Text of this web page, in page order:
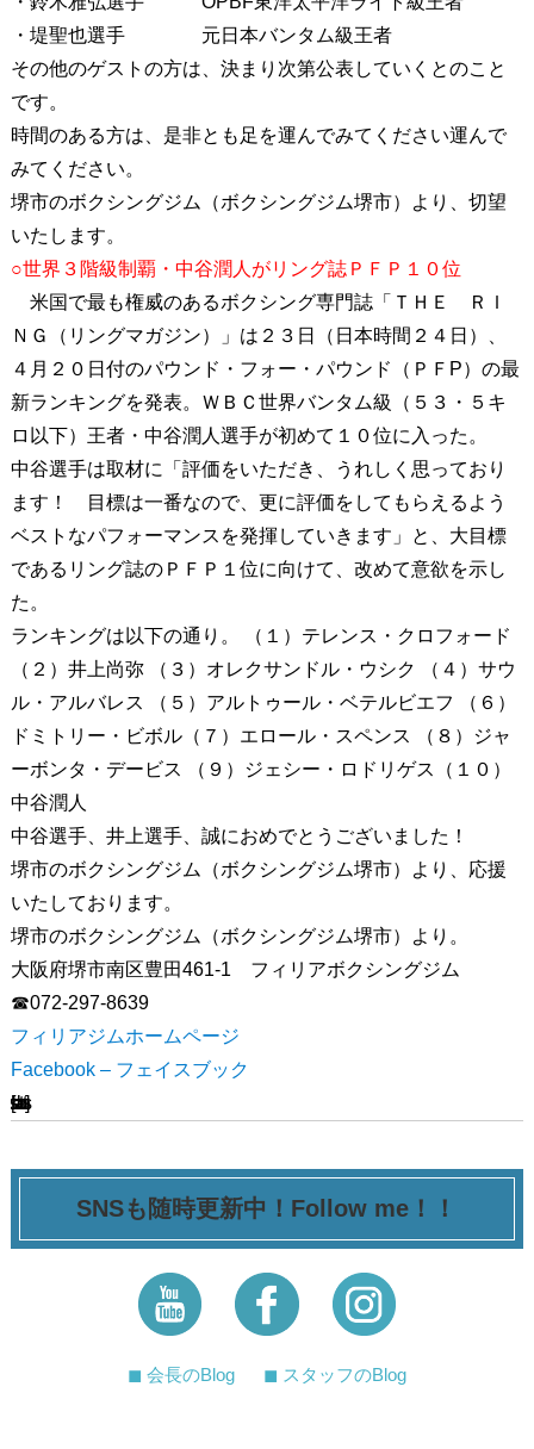
・堤聖也選手 元日本バンタム級王者
その他のゲストの方は、決まり次第公表していくとのこと
です。
時間のある方は、是非とも足を運んでみてください運んで
みてください。
堺市のボクシングジム（ボクシングジム堺市）より、切望
いたします。
○世界３階級制覇・中谷潤人がリング誌ＰＦＰ１０位
米国で最も権威のあるボクシング専門誌「ＴＨＥ ＲＩ
ＮＧ（リングマガジン）」は２３日（日本時間２４日）、
４月２０日付のパウンド・フォー・パウンド（ＰＦP）の最
新ランキングを発表。ＷＢＣ世界バンタム級（５３・５キ
ロ以下）王者・中谷潤人選手が初めて１０位に入った。
中谷選手は取材に「評価をいただき、うれしく思っており
ます！ 目標は一番なので、更に評価をしてもらえるよう
ベストなパフォーマンスを発揮していきます」と、大目標
であるリング誌のＰＦＰ１位に向けて、改めて意欲を示し
た。
ランキングは以下の通り。 （１）テレンス・クロフォード
（２）井上尚弥 （３）オレクサンドル・ウシク （４）サウ
ル・アルバレス （５）アルトゥール・ベテルビエフ （６）
ドミトリー・ビボル（７）エロール・スペンス （８）ジャ
ーボンタ・デービス （９）ジェシー・ロドリゲス（１０）
中谷潤人
中谷選手、井上選手、誠におめでとうございました！
堺市のボクシングジム（ボクシングジム堺市）より、応援
いたしております。
堺市のボクシングジム（ボクシングジム堺市）より。
大阪府堺市南区豊田461-1 フィリアボクシングジム
☎072-297-8639
フィリアジムホームページ
Facebook – フェイスブック
[ssba-buttons]
SNSも随時更新中！Follow me！！
◼︎ 会長のBlog ◼︎ スタッフのBlog